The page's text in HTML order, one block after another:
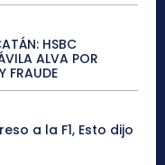
HSBC
ALVA POR
FRAUDE
a la F1, Esto dijo